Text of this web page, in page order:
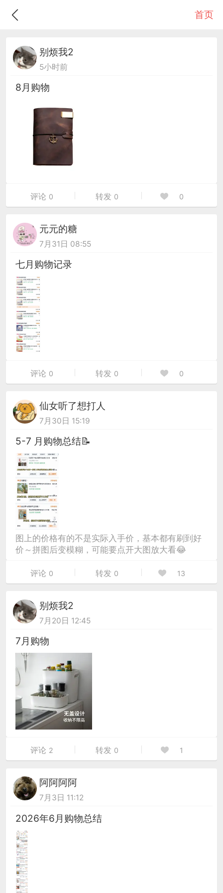
首页
别烦我2
5小时前
8月购物
评论 0 转发 0 0
元元的糖
7月31日 08:55
七月购物记录
评论 0 转发 0 0
仙女听了想打人
7月30日 15:19
5-7 月购物总结📝
图上的价格有的不是实际入手价，基本都有刷到好
价～拼图后变模糊，可能要点开大图放大看😂
评论 0 转发 0 13
别烦我2
7月20日 12:45
7月购物
评论 2 转发 0 1
阿阿阿阿
7月3日 11:12
2026年6月购物总结